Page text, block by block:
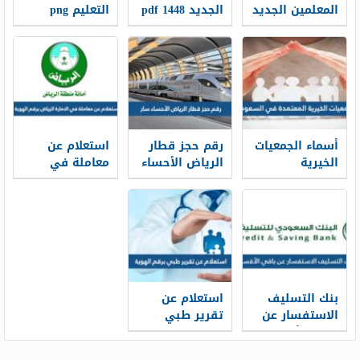
المعلمين الجديد
1448
الجديد 1448 pdf التعليم png
الجديد 1448
أسماء الجمعيات
الخيرية
المعتمدة في
السعودية
رقم حجز قطار
الرياض الأحساء
سار محطة
القطار الموحد
1448
استعلام عن
معاملة في
الامارة الرياض
بنك التسليف
الاستفسار عن
باقي الأقساط
استعلام عن
تقرير طبي
برقم الهوية